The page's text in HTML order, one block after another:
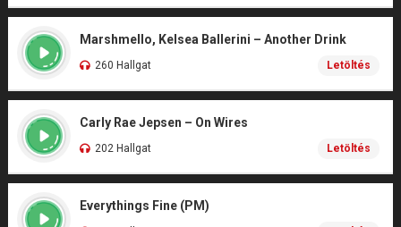
Marshmello, Kelsea Ballerini – Another Drink
260 Hallgat Letöltés
Carly Rae Jepsen – On Wires
202 Hallgat Letöltés
Everythings Fine (PM)